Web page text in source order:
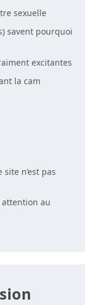
sexuelle
savent pourquoi
excitantes
la cam
site n’est pas
au